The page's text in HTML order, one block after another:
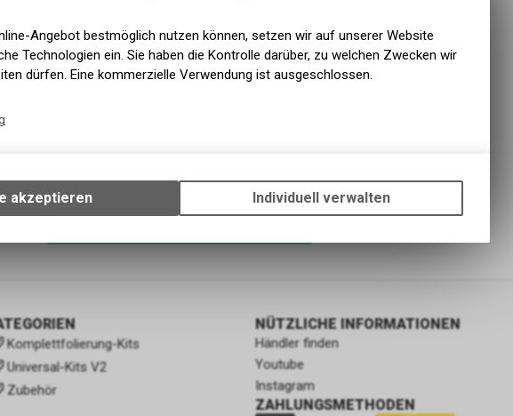
Komplettfolierung-Kits
Universal-Kits V2
Zubehör
NÜTZLICHE INFORMATIONEN
Händler finden
Youtube
Instagram
ZAHLUNGSMETHODEN
Angebot bestmöglich nutzen können, setzen wir auf unserer Website
Technologien ein. Sie haben die Kontrolle darüber, zu welchen Zwecken wir
dürfen. Eine kommerzielle Verwendung ist ausgeschlossen.
Gerät, um die grundlegenden Funktionen unseres Online-Angebots, wie die
des Warenkorbs, zu ermöglichen. Bitte beachten Sie, dass die
akzeptieren Individuell verwalten